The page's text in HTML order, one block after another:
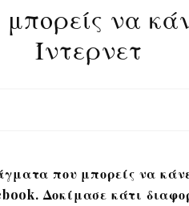
να
Ίντερνετ
που μπορείς να
Δοκίμασε κάτι